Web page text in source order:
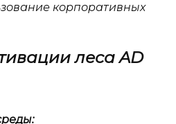
корпоративных
леса AD